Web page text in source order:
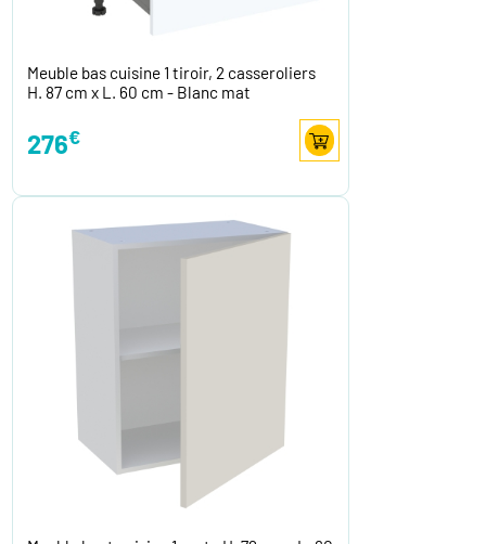
Meuble bas cuisine 1 tiroir, 2 casseroliers
H. 87 cm x L. 60 cm - Blanc mat
276€